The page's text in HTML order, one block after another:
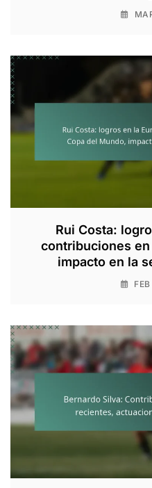
Rui Costa:
contribuciones
impacto en la